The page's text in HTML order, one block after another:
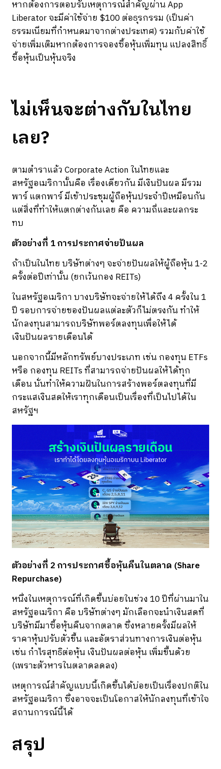
หากต้องการตอบรับเหตุการณ์สำคัญผ่าน App
Liberator จะมีค่าใช้จ่าย $100 ต่อธุรกรรม (เป็นค่า
ธรรมเนียมที่กำหนดมาจากต่างประเทศ) รวมกับค่าใช้
จ่ายเพิ่มเติมหากต้องการจองซื้อหุ้นเพิ่มทุน แปลงสิทธิ์
ซื้อหุ้นเป็นหุ้นจริง
ไม่เห็นจะต่างกับในไทย
เลย?
ตามตำราแล้ว Corporate Action ในไทยและ
สหรัฐอเมริกานั้นคือ เรื่องเดียวกัน มีเงินปันผล มีรวม
พาร์ แตกพาร์ มีเข้าประชุมผู้ถือหุ้นประจำปีเหมือนกัน
แต่สิ่งที่ทำให้แตกต่างกันเลย คือ ความถี่และผลกระ
ทบ
ตัวอย่างที่ 1 การประกาศจ่ายปันผล
ถ้าเป็นในไทย บริษัทต่างๆ จะจ่ายปันผลให้ผู้ถือหุ้น 1-2
ครั้งต่อปีเท่านั้น (ยกเว้นกอง REITs)
ในสหรัฐอเมริกา บางบริษัทจะจ่ายให้ได้ถึง 4 ครั้งใน 1
ปี รอบการจ่ายของปันผลแต่ละตัวก็ไม่ตรงกัน ทำให้
นักลงทุนสามารถบริษัทพอร์ตลงทุนเพื่อให้ได้
เงินปันผลรายเดือนได้
นอกจากนี้มีหลักทรัพย์บางประเภท เช่น กองทุน ETFs
หรือ กองทุน REITs ที่สามารถจ่ายปันผลให้ได้ทุก
เดือน นั่นทำให้ความฝันในการสร้างพอร์ตลงทุนที่มี
กระแสเงินสดให้เราทุกเดือนเป็นเรื่องที่เป็นไปได้ใน
สหรัฐฯ
ตัวอย่างที่ 2 การประกาศซื้อหุ้นคืนในตลาด (Share
Repurchase)
หนึ่งในเหตุการณ์ที่เกิดขึ้นบ่อยในช่วง 10 ปีที่ผ่านมาใน
สหรัฐอเมริกา คือ บริษัทต่างๆ มักเลือกจะนำเงินสดที่
บริษัทมีมาซื้อหุ้นคืนจากตลาด ซึ่งหลายครั้งมีผลให้
ราคาหุ้นปรับตัวขึ้น และอัตราส่วนทางการเงินต่อหุ้น
เช่น กำไรสุทธิต่อหุ้น เงินปันผลต่อหุ้น เพิ่มขึ้นด้วย
(เพราะตัวหารในตลาดลดลง)
เหตุการณ์สำคัญแบบนี้เกิดขึ้นได้บ่อยเป็นเรื่องปกติใน
สหรัฐอเมริกา ซึ่งอาจจะเป็นโอกาสให้นักลงทุนที่เข้าใจ
สถานการณ์นี้ได้
สรุป